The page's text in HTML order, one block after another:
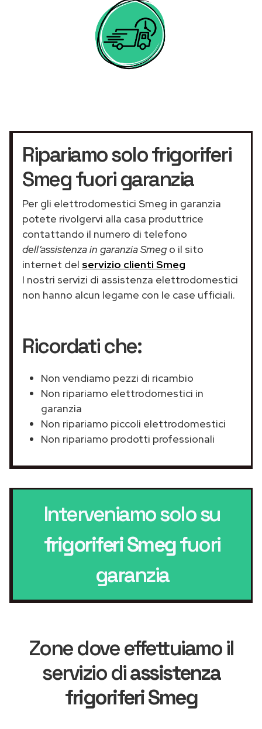
Ripariamo solo frigoriferi
Smeg fuori garanzia
Per gli elettrodomestici Smeg in garanzia
potete rivolgervi alla casa produttrice
contattando il numero di telefono
dell’assistenza in garanzia Smeg o il sito
internet del servizio clienti Smeg
I nostri servizi di assistenza elettrodomestici
non hanno alcun legame con le case ufficiali.
Ricordati che:
Non vendiamo pezzi di ricambio
Non ripariamo elettrodomestici in
garanzia
Non ripariamo piccoli elettrodomestici
Non ripariamo prodotti professionali
Interveniamo solo su
frigoriferi Smegfuori
garanzia
Zone dove effettuiamo il
servizio diassistenza
frigoriferi Smeg